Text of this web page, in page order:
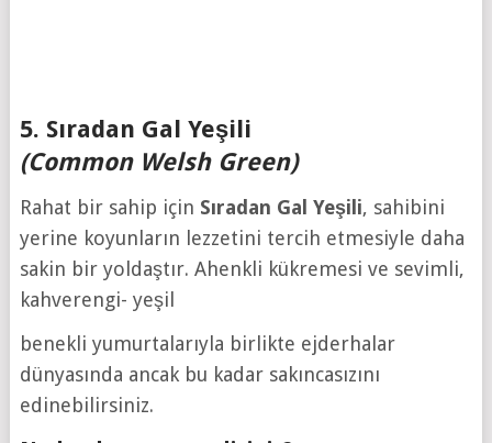
5. Sıradan Gal Yeşili
(Common Welsh Green)
Rahat bir sahip için Sıradan Gal Yeşili, sahibini
yerine koyunların lezzetini tercih etmesiyle daha
sakin bir yoldaştır. Ahenkli kükremesi ve sevimli,
kahverengi- yeşil
benekli yumurtalarıyla birlikte ejderhalar
dünyasında ancak bu kadar sakıncasızını
edinebilirsiniz.